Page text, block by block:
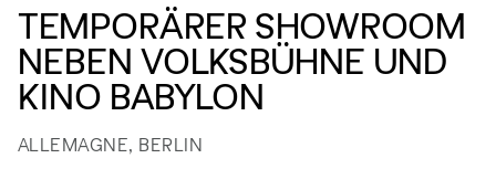
TEMPORÄRER SHOWROOM
NEBEN VOLKSBÜHNE UND
KINO BABYLON
ALLEMAGNE, BERLIN